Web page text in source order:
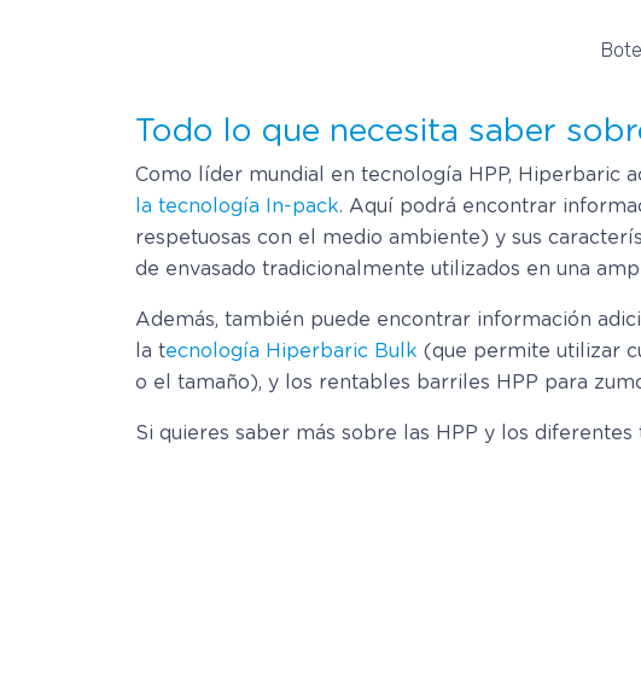
Todo lo que necesita saber
Como líder mundial en tecnología HPP, Hiperbaric
la tecnología In-pack. Aquí podrá encontrar
respetuosas con el medio ambiente) y sus
de envasado tradicionalmente utilizados en una
Además, también puede encontrar información
la tecnología Hiperbaric Bulk (que permite utilizar
o el tamaño), y los rentables barriles HPP para
Si quieres saber más sobre las HPP y los diferentes